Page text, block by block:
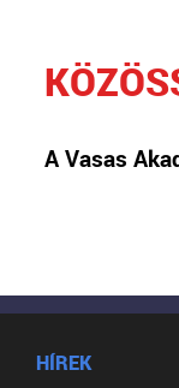
A Vasas
HÍREK